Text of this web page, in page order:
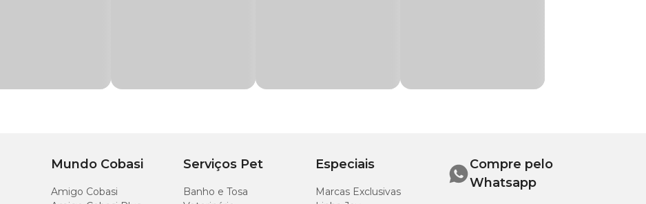
Mundo Cobasi
Amigo Cobasi
Serviços Pet
Banho e Tosa
Especiais
Marcas Exclusivas
Compre pelo
Whatsapp